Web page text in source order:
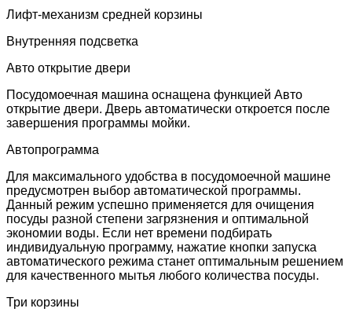
Лифт-механизм средней корзины
Внутренняя подсветка
Авто открытие двери
Посудомоечная машина оснащена функцией Авто
открытие двери. Дверь автоматически откроется после
завершения программы мойки.
Автопрограмма
Для максимального удобства в посудомоечной машине
предусмотрен выбор автоматической программы.
Данный режим успешно применяется для очищения
посуды разной степени загрязнения и оптимальной
экономии воды. Если нет времени подбирать
индивидуальную программу, нажатие кнопки запуска
автоматического режима станет оптимальным решением
для качественного мытья любого количества посуды.
Три корзины